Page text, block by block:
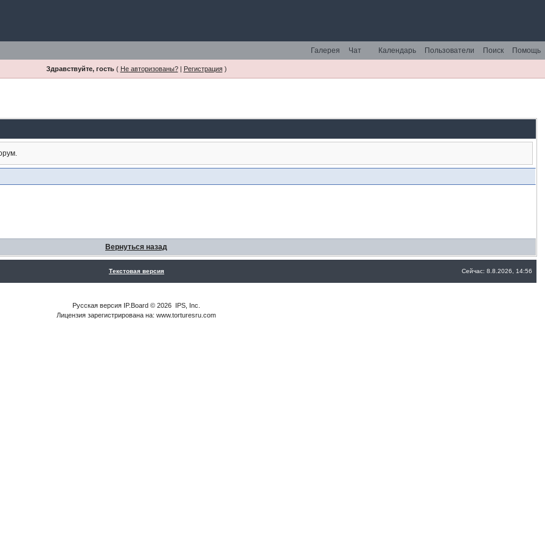
Помощь
Поиск
Пользователи
Календарь
Чат
Галерея
Здравствуйте, гость( Не авторизованы?| Регистрация)
Вернуться назад
Текстовая версия Сейчас: 8.8.2026, 14:56
Русская версия IP.Board© 2026 IPS, Inc
Лицензия зарегистрирована на: www.torturesru.com